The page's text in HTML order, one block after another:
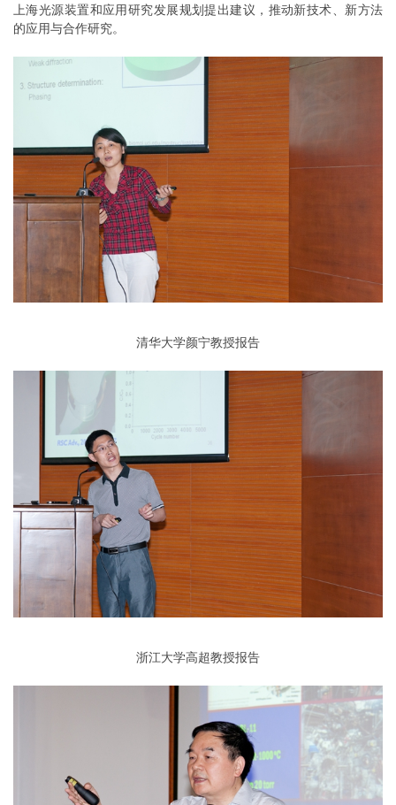
上海光源装置和应用研究发展规划提出建议，推动新技术、新方法
的应用与合作研究。
清华大学颜宁教授报告
浙江大学高超教授报告